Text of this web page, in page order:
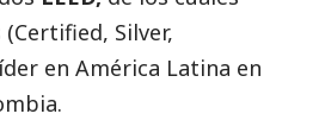
Silver,
en América Latina en